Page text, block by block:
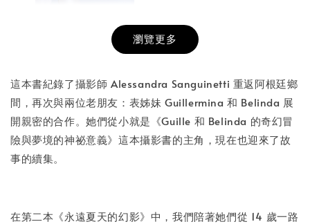
NT$ 50
NT$ 100
- +
加入購物車
瀏覽更多
這本書紀錄了攝影師 Alessandra Sanguinetti 重返阿根廷鄉
間，再次與兩位老朋友：表姊妹 Guillermina 和 Belinda 展
開親密的合作。她們從小就是《Guille 和 Belinda 的奇幻冒
險與夢境的神祕意義》這本攝影書的主角，現在也迎來了故
事的續集。
在第二本《永遠夏天的幻影》中，我們陪著她們從 14 歲一路